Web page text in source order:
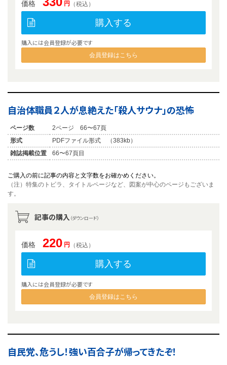
価格 円 （税込）
購入する
購入には会員登録が必要です
会員登録はこちら
自治体職員２人が息絶えた「殺人サウナ」の恐怖
ページ数
2ページ 66〜67頁
形式
PDFファイル形式 （383kb）
雑誌掲載位置
66〜67頁目
ご購入の前に記事の内容と文字数をお確かめください。
（注）特集のトビラ、タイトルページなど、図案が中心のページもございま
す。
記事の購入 （ダウンロード）
価格 220 円 （税込）
購入する
購入には会員登録が必要です
会員登録はこちら
自民党、危うし！強い百合子が帰ってきたぞ！